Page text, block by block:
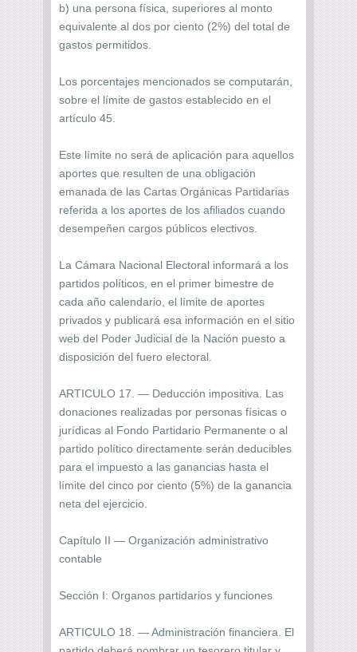
b) una persona física, superiores al monto
equivalente al dos por ciento (2%) del total de
gastos permitidos.
Los porcentajes mencionados se computarán,
sobre el límite de gastos establecido en el
artículo 45.
Este límite no será de aplicación para aquellos
aportes que resulten de una obligación
emanada de las Cartas Orgánicas Partidarias
referida a los aportes de los afiliados cuando
desempeñen cargos públicos electivos.
La Cámara Nacional Electoral informará a los
partidos políticos, en el primer bimestre de
cada año calendario, el límite de aportes
privados y publicará esa información en el sitio
web del Poder Judicial de la Nación puesto a
disposición del fuero electoral.
ARTICULO 17. — Deducción impositiva. Las
donaciones realizadas por personas físicas o
jurídicas al Fondo Partidario Permanente o al
partido político directamente serán deducibles
para el impuesto a las ganancias hasta el
límite del cinco por ciento (5%) de la ganancia
neta del ejercicio.
Capítulo II — Organización administrativo
contable
Sección I: Organos partidarios y funciones
ARTICULO 18. — Administración financiera. El